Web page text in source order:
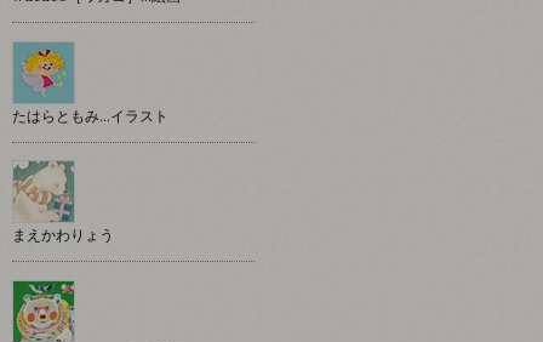
たはらともみ…イラスト
まえかわりょう